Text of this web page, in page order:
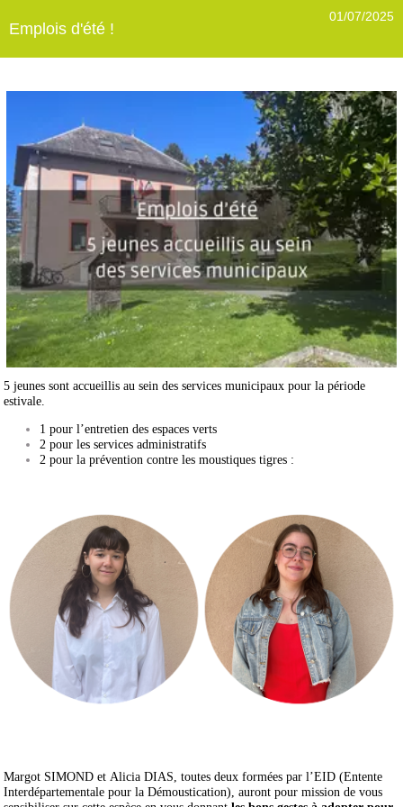
Emplois d'été !
01/07/2025
5 jeunes sont accueillis au sein des services municipaux pour la période
estivale.
1 pour l’entretien des espaces verts
2 pour les services administratifs
2 pour la prévention contre les moustiques tigres :
Margot SIMOND et Alicia DIAS, toutes deux formées par l’EID (Entente
Interdépartementale pour la Démoustication), auront pour mission de vous